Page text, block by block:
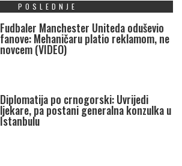
POSLEDNJE
Fudbaler Manchester Uniteda oduševio
fanove: Mehaničaru platio reklamom, ne
novcem (VIDEO)
Diplomatija po crnogorski: Uvrijedi
ljekare, pa postani generalna konzulka u
Istanbulu